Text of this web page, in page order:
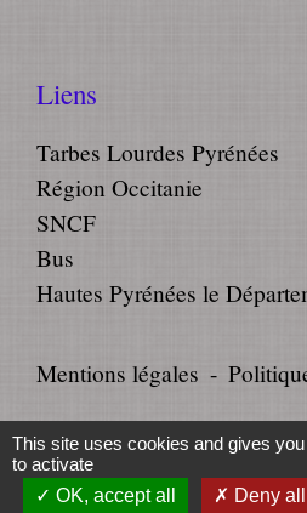
Liens
Tarbes Lourdes Pyrénées
Région Occitanie
SNCF
Bus
Hautes Pyrénées le
Mentions légales -
Accessibilité - Plan du
Gestion des cookies
This site uses cookies and gives
to activate
OK, accept all
Deny